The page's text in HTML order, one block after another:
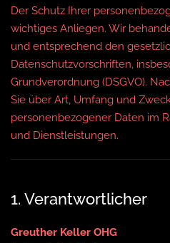
Der Schutz Ihrer
wichtiges Anliegen. Wir
und entsprechend den
Datenschutzvorschriften,
Grundverordnung (DSGVO).
Sie über Art, Umfang und
personenbezogener Daten im
und Dienstleistungen.
1. Verantwortlicher
Greuther Keller OHG